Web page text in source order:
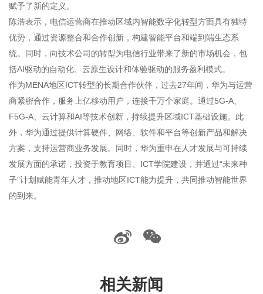
赋予了新的定义。
陈浩表示，电信运营商在推动区域内智能数字化转型方面具有独特
优势，通过资源整合和合作创新，构建智能平台和端到端生态系
统。同时，向技术公司的转型为电信行业带来了新的市场机会，包
括AI驱动的自动化、云原生设计和体验驱动的服务盈利模式。
作为MENA地区ICT转型的长期合作伙伴，过去27年间，华为与运营
商紧密合作，服务上亿移动用户，连接千万个家庭。通过5G-A、
F5G-A、云计算和AI等技术创新，持续提升区域ICT基础设施。此
外，华为通过提供计算硬件、网络、软件和平台等创新产品和解决
方案，支持运营商业务发展。同时，华为重申在人才发展与可持续
发展方面的承诺，投资于教育项目、ICT学院建设，并通过“未来种
子”计划赋能青年人才，推动地区ICT能力提升，共同推动智能世界
的到来。
相关新闻